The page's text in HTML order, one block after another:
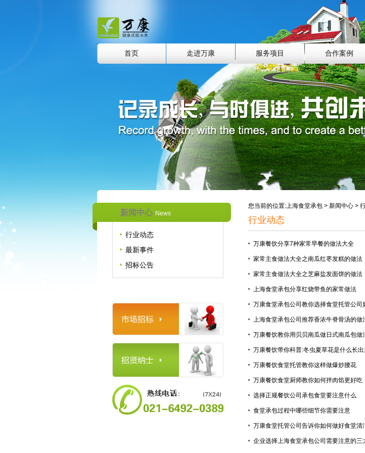
首页 走进万康 服务项目 合作案例
新闻中心 News
行业动态
最新事件
招标公告
您当前的位置:上海食堂承包 > 新闻中心 >
行业动态
万康餐饮分享7种家常早餐的做法大全
家常主食做法大全之南瓜红枣发糕的做法
家常主食做法大全之芝麻盐发面饼的做法
上海食堂承包分享红烧带鱼的家常做法
万康食堂承包公司教你选择食堂托管公司
上海食堂承包公司推荐香浓牛脊骨汤的做
万康餐饮教你用贝贝南瓜做日式南瓜包做
万康餐饮带你科普:冬虫夏草花是什么长出
万康餐饮食堂托管教你这样做爆炒腰花
万康餐饮食堂厨师教你如何拌肉馅更好吃
选择正规餐饮公司承包食堂要注意什么
食堂承包过程中哪些细节你需要注意
万康食堂托管公司告诉你如何做好食堂清
企业选择上海食堂承包公司需要注意的三